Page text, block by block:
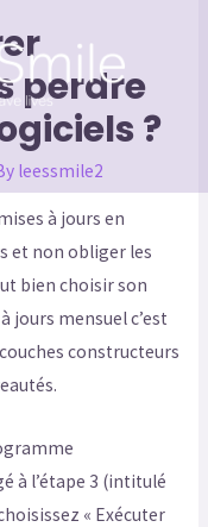
perdre
?
leessmile2
à jours en
et non obliger les
bien choisir son
jours mensuel c’est
constructeurs
à l’étape 3 (intitulé
« Exécuter